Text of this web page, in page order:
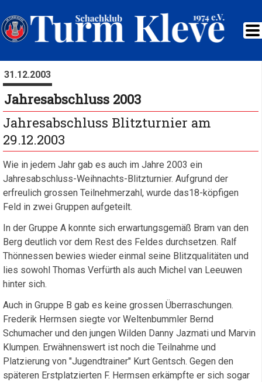
31.12.2003
Jahresabschluss 2003
Jahresabschluss Blitzturnier am
29.12.2003
Wie in jedem Jahr gab es auch im Jahre 2003 ein
Jahresabschluss-Weihnachts-Blitzturnier. Aufgrund der
erfreulich grossen Teilnehmerzahl, wurde das18-köpfigen
Feld in zwei Gruppen aufgeteilt.
In der Gruppe A konnte sich erwartungsgemäß Bram van den
Berg deutlich vor dem Rest des Feldes durchsetzen. Ralf
Thönnessen bewies wieder einmal seine Blitzqualitäten und
lies sowohl Thomas Verfürth als auch Michel van Leeuwen
hinter sich.
Auch in Gruppe B gab es keine grossen Überraschungen.
Frederik Hermsen siegte vor Weltenbummler Bernd
Schumacher und den jungen Wilden Danny Jazmati und Marvin
Klumpen. Erwähnenswert ist noch die Teilnahme und
Platzierung von "Jugendtrainer" Kurt Gentsch. Gegen den
späteren Erstplatzierten F. Hermsen erkämpfte er sich sogar